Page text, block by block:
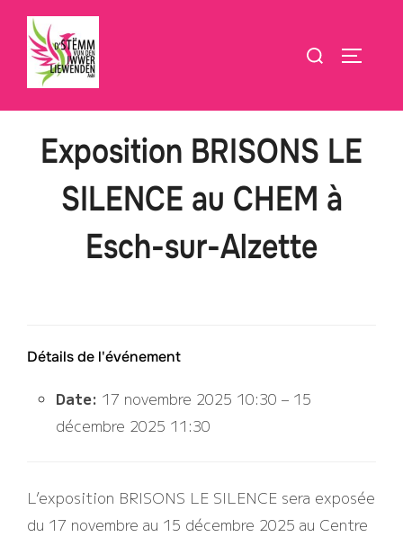
Aller
contenu
Rechercher :
Exposition BRISONS LE
SILENCE au CHEM à
Esch-sur-Alzette
Détails de l'événement
Date: 17 novembre 2025 10:30 – 15
décembre 2025 11:30
L’exposition BRISONS LE SILENCE sera exposée
du 17 novembre au 15 décembre 2025 au Centre